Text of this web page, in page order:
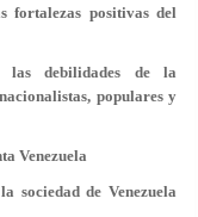
fortalezas positivas del
las debilidades de la
populares y
Venezuela
sociedad de Venezuela